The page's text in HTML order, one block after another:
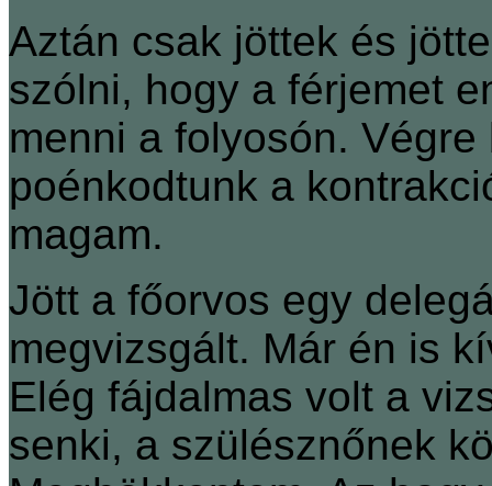
Aztán csak jöttek és
szólni, hogy a férjemet
menni a folyosón.
poénkodtunk a
magam.
Jött a főorvos egy
megvizsgált. Már én is
Elég fájdalmas volt a
senki, a szülésznőnek